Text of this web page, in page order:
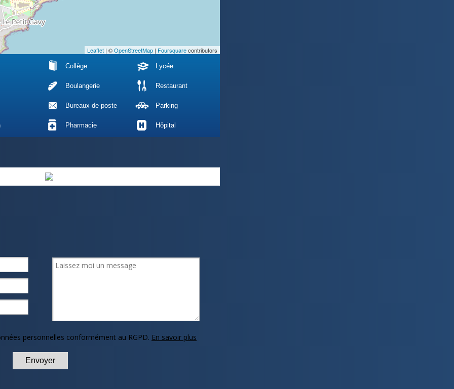
Leaflet | ©OpenStreetMap | Foursquarecontributors
Collège Lycée
Boulangerie Restaurant
Bureaux de poste Parking
Pharmacie Hôpital
personnelles conformément au RGPD. En savoir plus